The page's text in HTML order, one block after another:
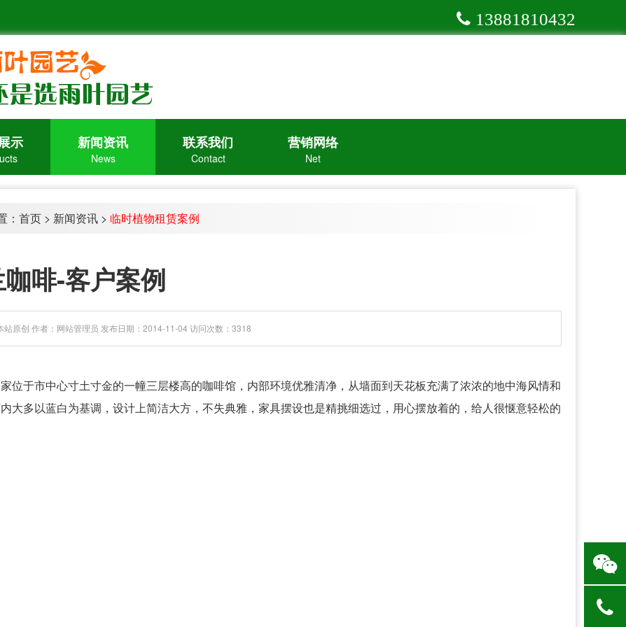
13881810432
示 新闻资讯
News
联系我们
Contact
营销网络
Net
： 首页> 新闻资讯> 临时植物租赁案例
啡-客户案例
站原创 作者：网站管理员 发布日期：2014-11-04 访问次数：3318
位于市中心寸土寸金的一幢三层楼高的咖啡馆，内部环境优雅清净，从墙面到天花板充满了浓浓的地中海风情和
大多以蓝白为基调，设计上简洁大方，不失典雅，家具摆设也是精挑细选过，用心摆放着的，给人很惬意轻松的